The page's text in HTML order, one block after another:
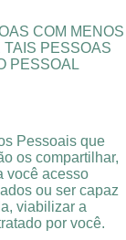
COM MENOS
TAIS PESSOAS
PESSOAL
Pessoais que
os compartilhar,
você acesso
ou ser capaz
viabilizar a
por você.